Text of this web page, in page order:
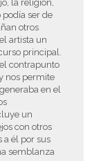
la religión,
ser de
otros
artista un
principal.
contrapunto
nos permite
en el
un
con otros
a él por sus
semblanza